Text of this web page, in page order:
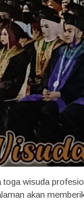
wisuda
akan